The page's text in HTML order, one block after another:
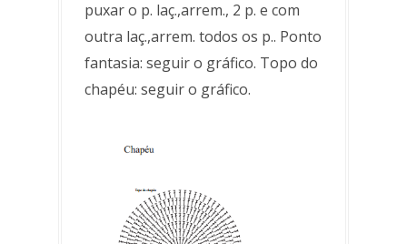
puxar o p. laç.,arrem., 2 p. e com
outra laç.,arrem. todos os p.. Ponto
fantasia: seguir o gráfico. Topo do
chapéu: seguir o gráfico.